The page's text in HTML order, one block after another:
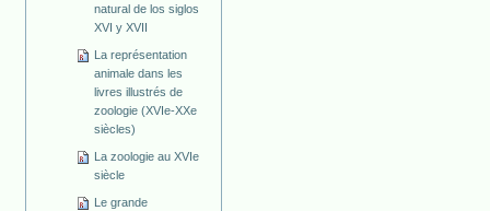
natural de los siglos
XVI y XVII
La représentation
animale dans les
livres illustrés de
zoologie (XVIe-XXe
siècles)
La zoologie au XVIe
siècle
Le grande